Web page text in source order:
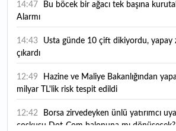
14:47
Alarmı
14:43
çıkardı
12:49
milyar TL'lik risk tespit edildi
12:42
coşkusu Dot-Com balonuna mı dönüşecek?